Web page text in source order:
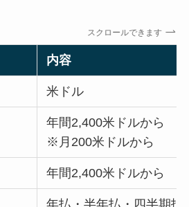
スクロールできます
内容
米ドル
年間2,400米ドルから
※月200米ドルから
年間2,400米ドルから
年払・半年払・四半期払